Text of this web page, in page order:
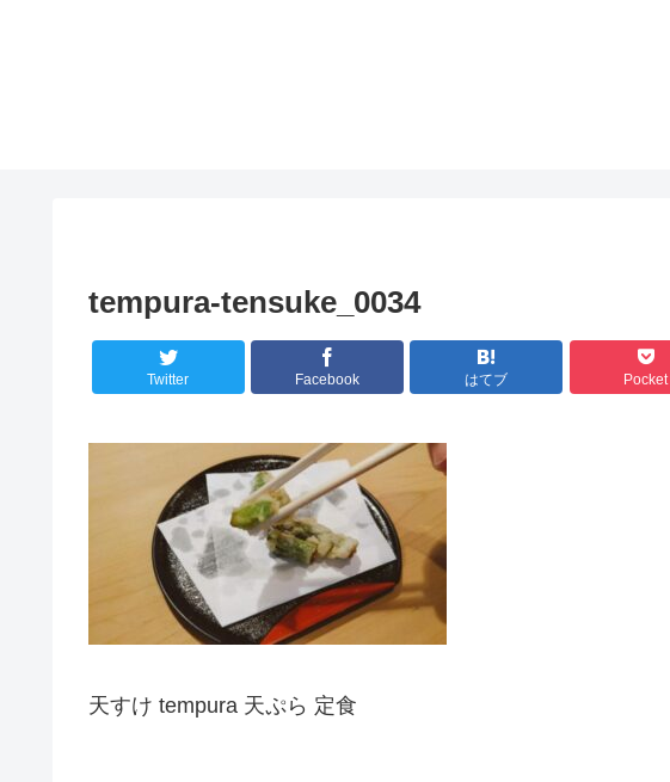
tempura-tensuke_0034
Twitter Facebook はてブ Pocket
天すけ tempura 天ぷら 定食